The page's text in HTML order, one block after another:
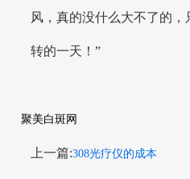
风，真的没什么大不了的
转的一天！”
聚美白斑网
上一篇:308光疗仪的成本